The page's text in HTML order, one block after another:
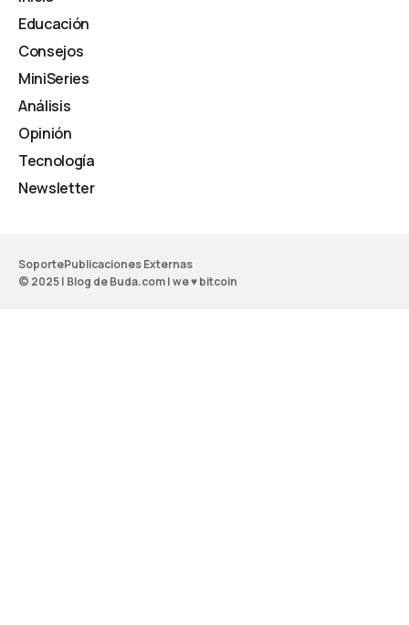
Educación
Consejos
MiniSeries
Análisis
Opinión
Tecnología
Newsletter
SoportePublicaciones Externas
© 2025 | Blog de Buda.com | we ♥ bitcoin